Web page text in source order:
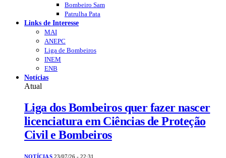
Bombeiro Sam
Patrulha Pata
Links de Interesse
MAI
ANEPC
Liga de Bombeiros
INEM
ENB
Notícias
Atual
Liga dos Bombeiros quer fazer nascer
licenciatura em Ciências de Proteção
Civil e Bombeiros
NOTÍCIAS 23/07/26 - 22:31